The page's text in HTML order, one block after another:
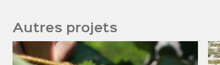
Autres projets